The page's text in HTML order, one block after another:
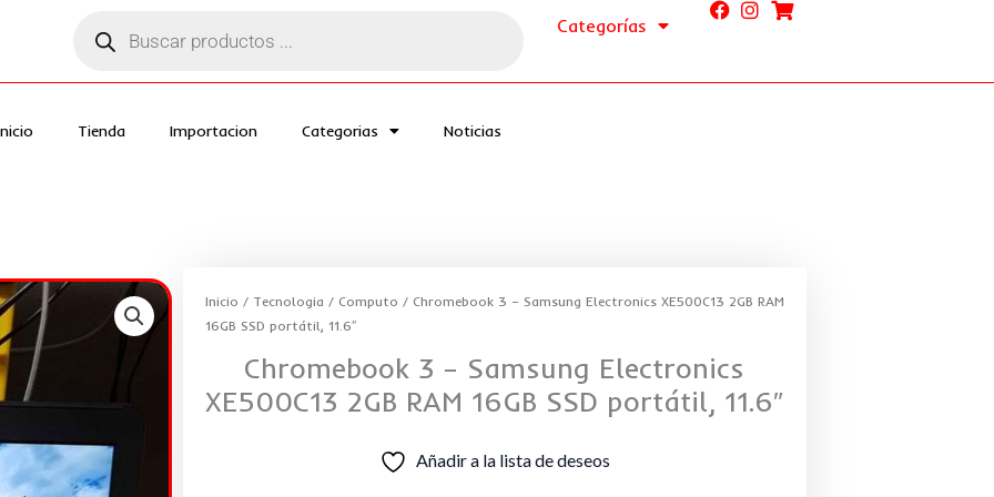
productos
Categorías
Tienda Importacion Categorias Noticias
Inicio / Tecnologia / Computo / Chromebook 3 – Samsung Electronics XE500C13 2GB RAM
16GB SSD portátil, 11.6″
Chromebook 3 – Samsung Electronics
XE500C13 2GB RAM 16GB SSD portátil, 11.6″
Añadir a la lista de deseos